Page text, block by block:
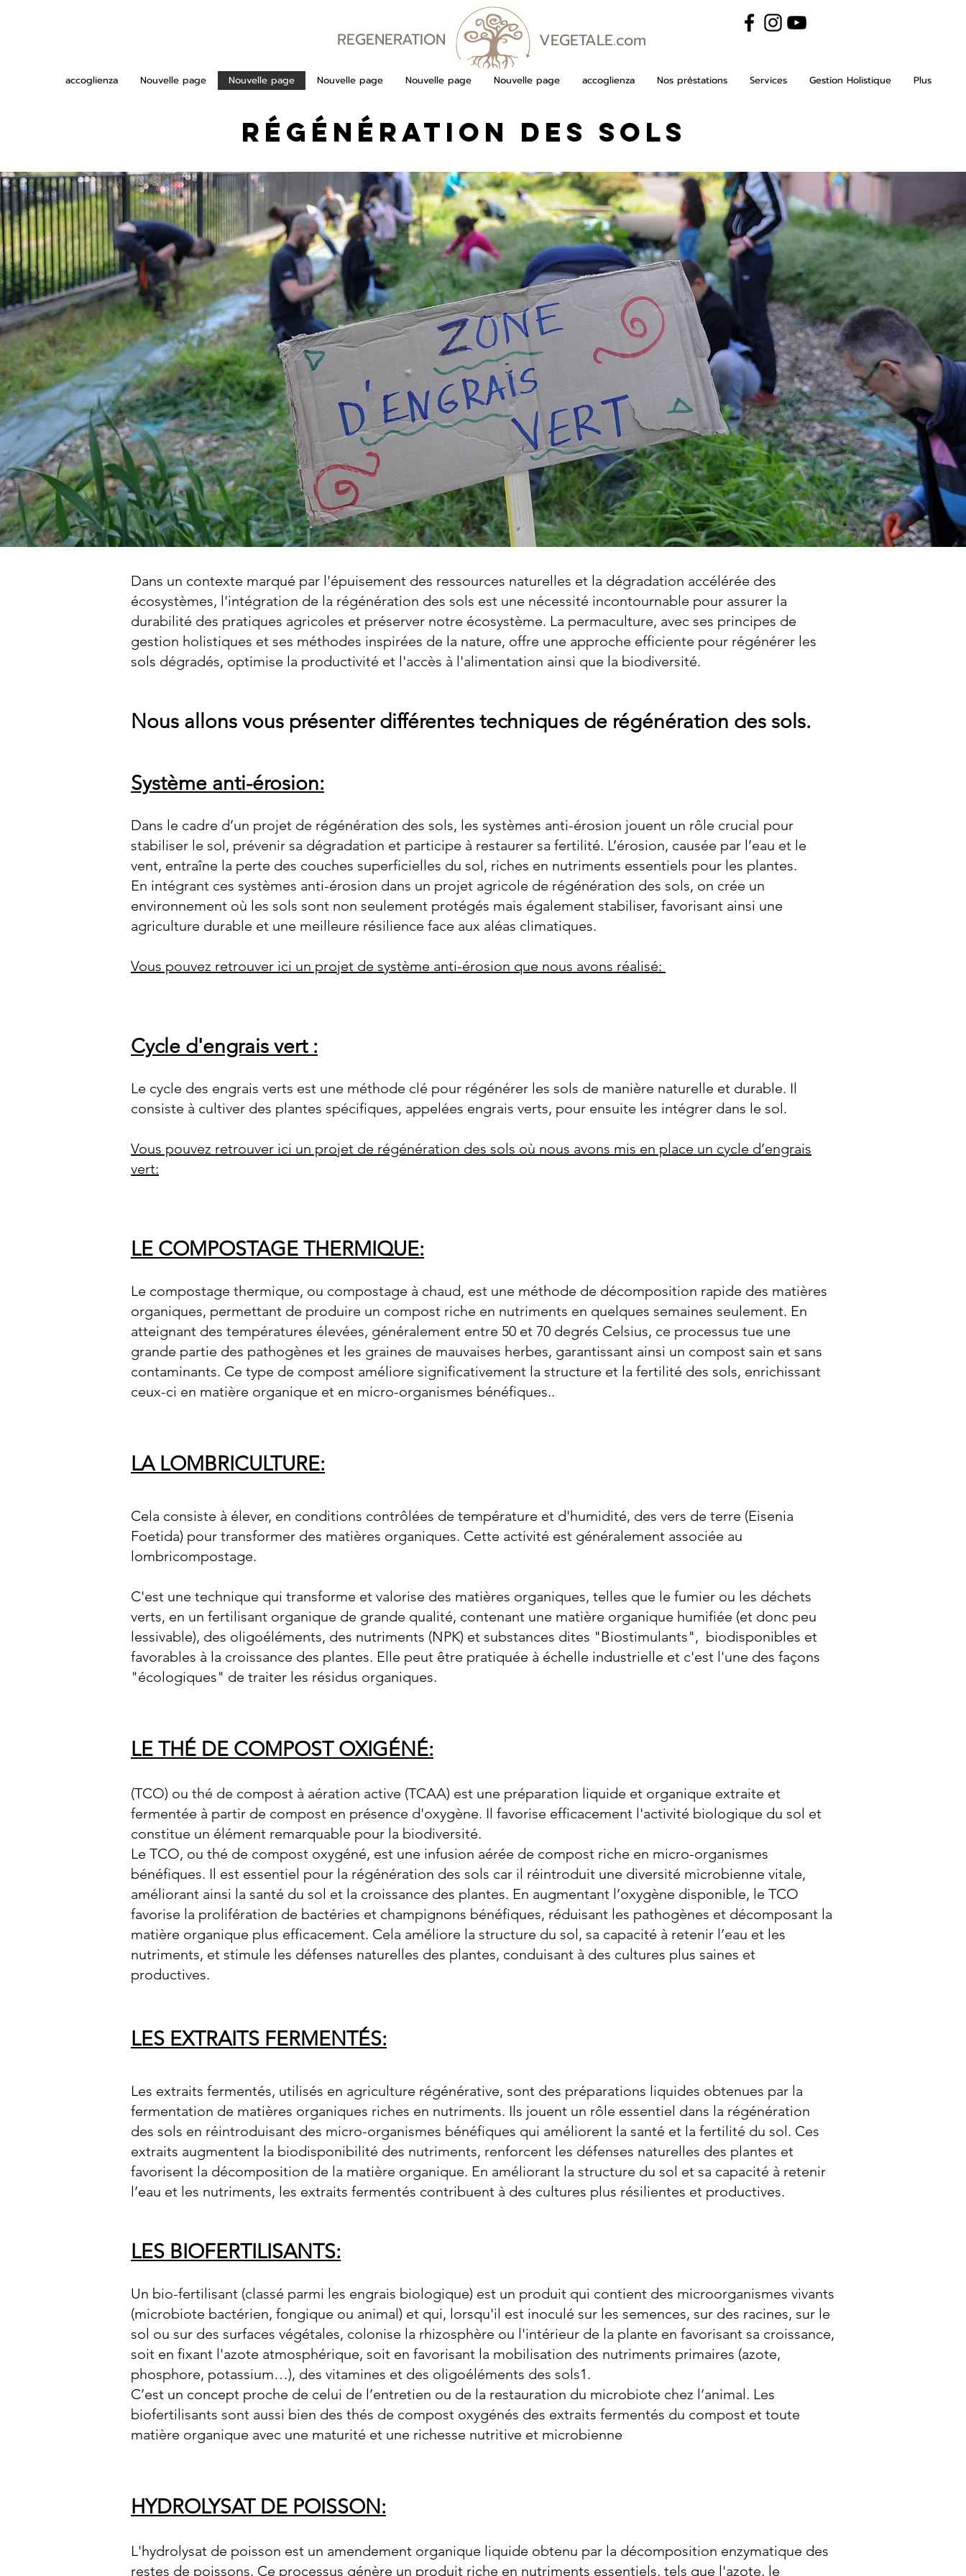
REGENERATION VEGETALE.com
accoglienza Nouvelle page Nouvelle page Nouvelle page Nouvelle page Nouvelle page accoglienza Nos préstations Services Gestion Holistique Plus
Régénération des sols
Dans un contexte marqué par l'épuisement des ressources naturelles et la dégradation accélérée des
écosystèmes, l'intégration de la régénération des sols est une nécessité incontournable pour assurer la
durabilité des pratiques agricoles et préserver notre écosystème. La permaculture, avec ses principes de
gestion holistiques et ses méthodes inspirées de la nature, offre une approche efficiente pour régénérer les
sols dégradés, optimise la productivité et l'accès à l'alimentation ainsi que la biodiversité.
Nous allons vous présenter différentes techniques de régénération des sols.
Système anti-érosion:
Dans le cadre d’un projet de régénération des sols, les systèmes anti-érosion jouent un rôle crucial pour
stabiliser le sol, prévenir sa dégradation et participe à restaurer sa fertilité. L’érosion, causée par l’eau et le
vent, entraîne la perte des couches superficielles du sol, riches en nutriments essentiels pour les plantes.
En intégrant ces systèmes anti-érosion dans un projet agricole de régénération des sols, on crée un
environnement où les sols sont non seulement protégés mais également stabiliser, favorisant ainsi une
agriculture durable et une meilleure résilience face aux aléas climatiques.
Vous pouvez retrouver ici un projet de système anti-érosion que nous avons réalisé:
Cycle d'engrais vert :
Le cycle des engrais verts est une méthode clé pour régénérer les sols de manière naturelle et durable. Il
consiste à cultiver des plantes spécifiques, appelées engrais verts, pour ensuite les intégrer dans le sol.
Vous pouvez retrouver ici un projet de régénération des sols où nous avons mis en place un cycle d’engrais
vert:
LE COMPOSTAGE THERMIQUE:
Le compostage thermique, ou compostage à chaud, est une méthode de décomposition rapide des matières
organiques, permettant de produire un compost riche en nutriments en quelques semaines seulement. En
atteignant des températures élevées, généralement entre 50 et 70 degrés Celsius, ce processus tue une
grande partie des pathogènes et les graines de mauvaises herbes, garantissant ainsi un compost sain et sans
contaminants. Ce type de compost améliore significativement la structure et la fertilité des sols, enrichissant
ceux-ci en matière organique et en micro-organismes bénéfiques..
LA LOMBRICULTURE:
Cela consiste à élever, en conditions contrôlées de température et d'humidité, des vers de terre (Eisenia
Foetida) pour transformer des matières organiques. Cette activité est généralement associée au
lombricompostage.
C'est une technique qui transforme et valorise des matières organiques, telles que le fumier ou les déchets
verts, en un fertilisant organique de grande qualité, contenant une matière organique humifiée (et donc peu
lessivable), des oligoéléments, des nutriments (NPK) et substances dites "Biostimulants", biodisponibles et
favorables à la croissance des plantes. Elle peut être pratiquée à échelle industrielle et c'est l'une des façons
"écologiques" de traiter les résidus organiques.
LE THÉ DE COMPOST OXIGÉNÉ:
(TCO) ou thé de compost à aération active (TCAA) est une préparation liquide et organique extraite et
fermentée à partir de compost en présence d'oxygène. Il favorise efficacement l'activité biologique du sol et
constitue un élément remarquable pour la biodiversité.
Le TCO, ou thé de compost oxygéné, est une infusion aérée de compost riche en micro-organismes
bénéfiques. Il est essentiel pour la régénération des sols car il réintroduit une diversité microbienne vitale,
améliorant ainsi la santé du sol et la croissance des plantes. En augmentant l’oxygène disponible, le TCO
favorise la prolifération de bactéries et champignons bénéfiques, réduisant les pathogènes et décomposant la
matière organique plus efficacement. Cela améliore la structure du sol, sa capacité à retenir l’eau et les
nutriments, et stimule les défenses naturelles des plantes, conduisant à des cultures plus saines et
productives.
LES EXTRAITS FERMENTÉS:
Les extraits fermentés, utilisés en agriculture régénérative, sont des préparations liquides obtenues par la
fermentation de matières organiques riches en nutriments. Ils jouent un rôle essentiel dans la régénération
des sols en réintroduisant des micro-organismes bénéfiques qui améliorent la santé et la fertilité du sol. Ces
extraits augmentent la biodisponibilité des nutriments, renforcent les défenses naturelles des plantes et
favorisent la décomposition de la matière organique. En améliorant la structure du sol et sa capacité à retenir
l’eau et les nutriments, les extraits fermentés contribuent à des cultures plus résilientes et productives.
LES BIOFERTILISANTS:
Un bio-fertilisant (classé parmi les engrais biologique) est un produit qui contient des microorganismes vivants
(microbiote bactérien, fongique ou animal) et qui, lorsqu'il est inoculé sur les semences, sur des racines, sur le
sol ou sur des surfaces végétales, colonise la rhizosphère ou l'intérieur de la plante en favorisant sa croissance,
soit en fixant l'azote atmosphérique, soit en favorisant la mobilisation des nutriments primaires (azote,
phosphore, potassium…), des vitamines et des oligoéléments des sols1.
C’est un concept proche de celui de l’entretien ou de la restauration du microbiote chez l’animal. Les
biofertilisants sont aussi bien des thés de compost oxygénés des extraits fermentés du compost et toute
matière organique avec une maturité et une richesse nutritive et microbienne
HYDROLYSAT DE POISSON:
L'hydrolysat de poisson est un amendement organique liquide obtenu par la décomposition enzymatique des
restes de poissons. Ce processus génère un produit riche en nutriments essentiels, tels que l'azote, le